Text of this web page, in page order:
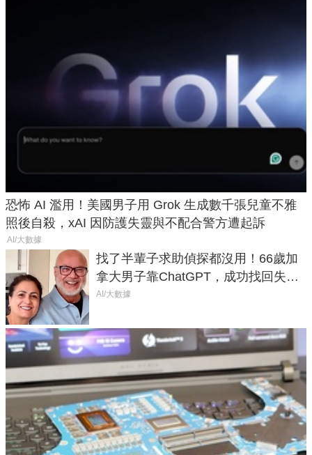
恐怖 AI 濫用！美國男子用 Grok 生成數千張兒童不雅
照後自殺，xAI 因防護失靈與不配合警方遭起訴
AI/大數據
找了半輩子求助偵探都沒用！66歲加
拿大男子靠ChatGPT，成功找回失散
50年家人
AI/大數據